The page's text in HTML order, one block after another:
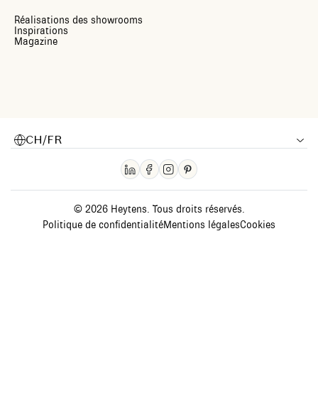
Réalisations des showrooms
Inspirations
Magazine
CH/FR
© 2026 Heytens. Tous droits réservés.
Politique de confidentialitéMentions légalesCookies